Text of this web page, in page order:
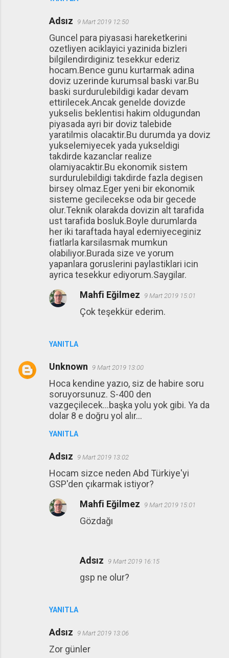
Adsız 9 Mart 2019 12:50
Guncel para piyasasi hareketkerini
ozetliyen aciklayici yazinida bizleri
bilgilendirdiginiz tesekkur ederiz
hocam.Bence gunu kurtarmak adina
doviz uzerinde kurumsal baski var.Bu
baski surdurulebildigi kadar devam
ettirilecek.Ancak genelde dovizde
yukselis beklentisi hakim oldugundan
piyasada ayri bir doviz talebide
yaratilmis olacaktir.Bu durumda ya doviz
yukselemiyecek yada yukseldigi
takdirde kazanclar realize
olamiyacaktir.Bu ekonomik sistem
surdurulebildigi takdirde fazla degisen
birsey olmaz.Eger yeni bir ekonomik
sisteme gecilecekse oda bir gecede
olur.Teknik olarakda dovizin alt tarafida
ust tarafida bosluk.Boyle durumlarda
her iki taraftada hayal edemiyeceginiz
fiatlarla karsilasmak mumkun
olabiliyor.Burada size ve yorum
yapanlara goruslerini paylastiklari icin
ayrica tesekkur ediyorum.Saygilar.
YANITLA
Mahfi Eğilmez 9 Mart 2019 15:01
Çok teşekkür ederim.
Unknown 9 Mart 2019 13:00
Hoca kendine yazıo, siz de habire soru
soruyorsunuz. S-400 den
vazgeçilecek...başka yolu yok gibi. Ya da
dolar 8 e doğru yol alır...
YANITLA
Adsız 9 Mart 2019 13:02
Hocam sizce neden Abd Türkiye'yi
GSP'den çıkarmak istiyor?
YANITLA
Mahfi Eğilmez 9 Mart 2019 15:01
Gözdağı
Adsız 9 Mart 2019 16:15
gsp ne olur?
Adsız 9 Mart 2019 13:06
Zor günler